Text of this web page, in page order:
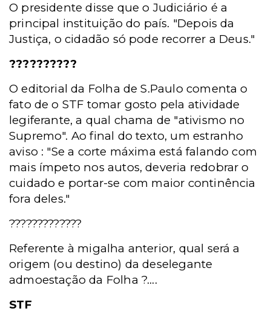
O presidente disse que o Judiciário é a
principal instituição do país. "Depois da
Justiça, o cidadão só pode recorrer a Deus."
??????????
O editorial da Folha de S.Paulo comenta o
fato de o STF tomar gosto pela atividade
legiferante, a qual chama de "ativismo no
Supremo". Ao final do texto, um estranho
aviso : "Se a corte máxima está falando com
mais ímpeto nos autos, deveria redobrar o
cuidado e portar-se com maior continência
fora deles."
?????????????
Referente à migalha anterior, qual será a
origem (ou destino) da deselegante
admoestação da Folha ?....
STF